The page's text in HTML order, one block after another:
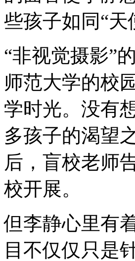
些孩子如同“天
“非视觉摄影”
师范大学的校
学时光。没有
多孩子的渴望
后，盲校老师
校开展。
但李静心里有
目不仅仅只是